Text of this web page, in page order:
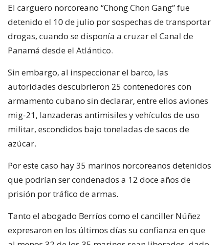
El carguero norcoreano “Chong Chon Gang” fue
detenido el 10 de julio por sospechas de transportar
drogas, cuando se disponía a cruzar el Canal de
Panamá desde el Atlántico.
Sin embargo, al inspeccionar el barco, las
autoridades descubrieron 25 contenedores con
armamento cubano sin declarar, entre ellos aviones
mig-21, lanzaderas antimisiles y vehículos de uso
militar, escondidos bajo toneladas de sacos de
azúcar.
Por este caso hay 35 marinos norcoreanos detenidos
que podrían ser condenados a 12 doce años de
prisión por tráfico de armas.
Tanto el abogado Berríos como el canciller Núñez
expresaron en los últimos días su confianza en que